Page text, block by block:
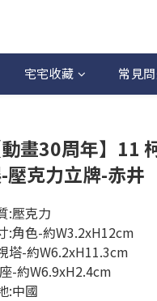
宅宅收藏 常見
動畫30周年】11
壓克力立牌-赤井
:壓克力
:角色-約W3.2xH12cm
塔-約W6.2xH11.3cm
-約W6.9xH2.4cm
:中國